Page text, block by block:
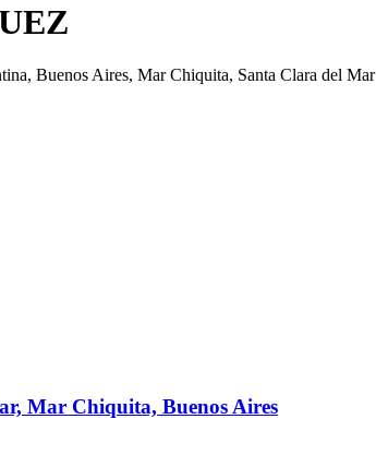
Buenos Aires, Mar Chiquita, Santa Clara del Mar
Mar Chiquita, Buenos Aires